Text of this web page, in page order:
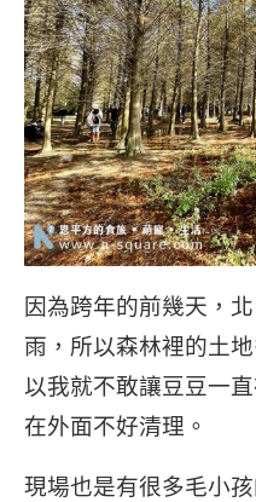
因為跨年的前幾天，
雨，所以森林裡的土
以我就不敢讓豆豆一
在外面不好清理。
現場也是有很多毛小